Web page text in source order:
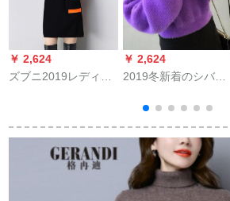
￥ 2,624
ズブニ2019レディ秋
着回します。中ログ
ナリー秋冬モデルV
47黒フューズ提案80-
￥ 2,624
2019冬新着のシバト
ネルスリーブnight F
6980紫フューズ